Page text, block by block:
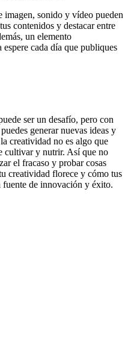
imagen, sonido y vídeo pueden
contenidos y destacar entre
un elemento
cada día que publiques
ser un desafío, pero con
generar nuevas ideas y
creatividad no es algo que
cultivar y nutrir. Así que no
el fracaso y probar cosas
creatividad florece y cómo tus
fuente de innovación y éxito.